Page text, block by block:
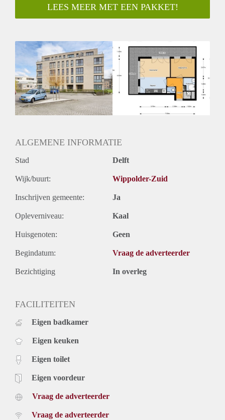
Garantiestelling mogelijk: Ja
Borg: 1 Maand
Huisdieren toegestaan: Afhankelijk van de Eigenaar
Huurtoeslag grens: Nee
Geschikt voor studenten: Afhankelijk van de Eigenaar
LEES MEER MET EEN PAKKET!
ALGEMENE INFORMATIE
Stad Delft
Wijk/buurt: Wippolder-Zuid
Inschrijven gemeente: Ja
Opleverniveau: Kaal
Huisgenoten: Geen
Begindatum: Vraag de adverteerder
Bezichtiging In overleg
FACILITEITEN
Eigen badkamer
Eigen keuken
Eigen toilet
Eigen voordeur
Vraag de adverteerder
Vraag de adverteerder